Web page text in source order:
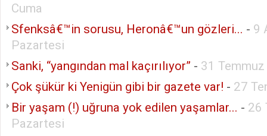
Cuma
Sfenksâ€™in sorusu, Heronâ€™un gözleri... - 9
Pazartesi
Sanki, “yangından mal kaçırılıyor” - 31
Çok şükür ki Yenigün gibi bir gazete var! - 27
Bir yaşam (!) uğruna yok edilen yaşamlar... - 26
Pazartesi